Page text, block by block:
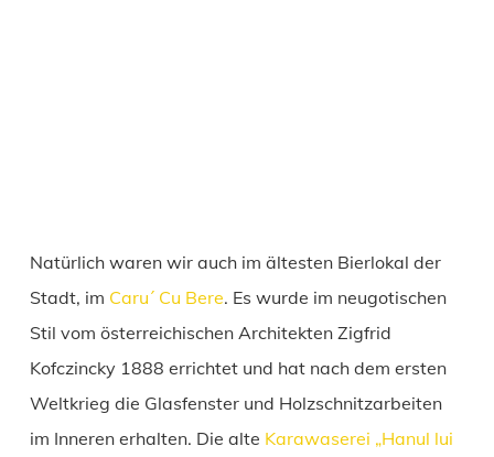
Natürlich waren wir auch im ältesten Bierlokal der
Stadt, im Caru´ Cu Bere. Es wurde im neugotischen
Stil vom österreichischen Architekten Zigfrid
Kofczincky 1888 errichtet und hat nach dem ersten
Weltkrieg die Glasfenster und Holzschnitzarbeiten
im Inneren erhalten. Die alte Karawaserei „Hanul lui